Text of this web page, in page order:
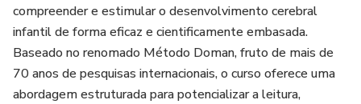
compreender e estimular o desenvolvimento cerebral
infantil de forma eficaz e cientificamente embasada.
Baseado no renomado Método Doman, fruto de mais de
70 anos de pesquisas internacionais, o curso oferece uma
abordagem estruturada para potencializar a leitura,